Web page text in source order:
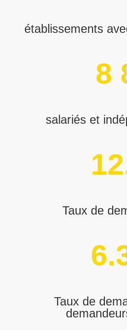
établissements
8
salariés et
Taux de
Taux de